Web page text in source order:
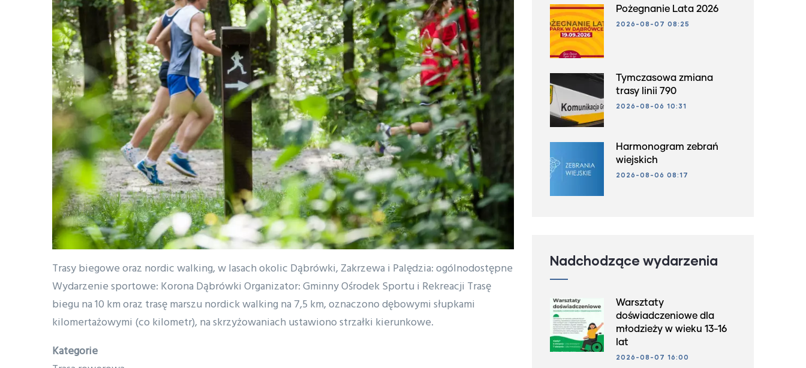
Treść
Trasy biegowe oraz nordic walking, w lasach okolic Dąbrówki, Zakrzewa i Palędzia: ogólnodostępne
Wydarzenie sportowe: Korona Dąbrówki Organizator: Gminny Ośrodek Sportu i Rekreacji Trasę
biegu na 10 km oraz trasę marszu nordick walking na 7,5 km, oznaczono dębowymi słupkami
kilomertażowymi (co kilometr), na skrzyżowaniach ustawiono strzałki kierunkowe.
Kategorie
Pożegnanie Lata 2026
2026-08-07 08:25
Tymczasowa zmiana
trasy linii 790
2026-08-06 10:31
Harmonogram zebrań
wiejskich
2026-08-06 08:17
Nadchodzące wydarzenia
Warsztaty
doświadczeniowe dla
młodzieży w wieku 13-16
lat
2026-08-07 16:00